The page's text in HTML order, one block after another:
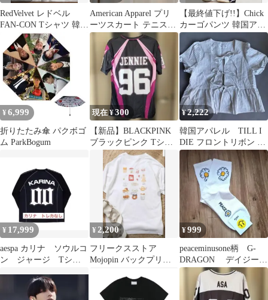
RedVelvet レドベル
FAN-CON Tシャツ 韓国
限定 2026
American Apparel プリ
ーツスカート テニスス
カート S 韓国風
【最終値下げ!!】Chick
カーゴパンツ 韓国アパ
レル
¥ 6,999
折りたたみ傘 パクボゴ
ム ParkBogum
現在 ¥300
【新品】BLACKPINK
ブラックピンク Tシャ
ツ Mサイズ ジェニ
¥2,222
韓国アパレル TILL I
DIE フロントリボン ブ
ラウス ストライプ S
¥ 17,999
aespa カリナ ソウルコ
ン ジャージ Tシャ
国 本国 限定
¥ 2,200
フリークスストア
Mojopin バックプリン
ワイト
¥999
peaceminusone柄 G-
DRAGON デイジー
くつ下 ソックス